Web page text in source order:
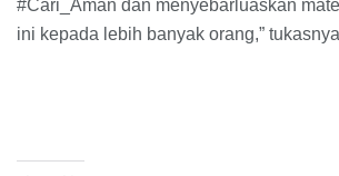
#Cari_Aman dan menyebarluaskan
ini kepada lebih banyak orang,”